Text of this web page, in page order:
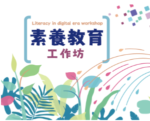
素養教育工作坊
Literacy in digital era workshop